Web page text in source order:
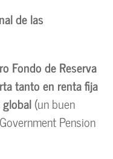
de las
Fondo de Reserva
tanto en renta fija
(un buen
Pension